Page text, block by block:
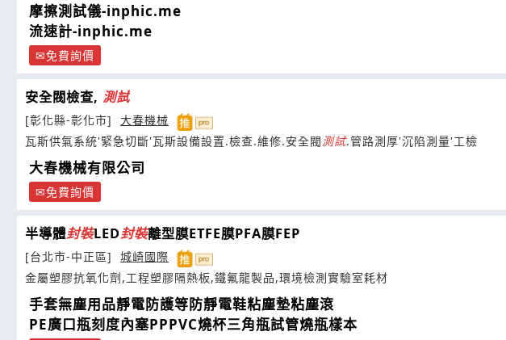
摩擦測試儀-inphic.me
流速計-inphic.me
免費詢價
安全閥檢查, 測試
[彰化縣-彰化市]
大春機械
瓦斯供氣系統'緊急切斷'瓦斯設備設置.檢查.維修.安全閥測試.管路測厚'沉陷測量'工檢
大春機械有限公司
免費詢價
半導體封裝LED封裝離型膜ETFE膜PFA膜FEP
[台北市-中正區]
城崎國際
金屬塑膠抗氧化劑,工程塑膠隔熱板,鐵氟龍製品,環境檢測實驗室耗材
手套無塵用品靜電防護等防靜電鞋粘塵墊粘塵滾
PE廣口瓶刻度內塞PPPVC燒杯三角瓶試管燒瓶樣本